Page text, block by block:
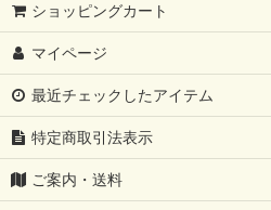
ショッピングカート
マイページ
最近チェックしたアイテム
特定商取引法表示
ご案内・送料